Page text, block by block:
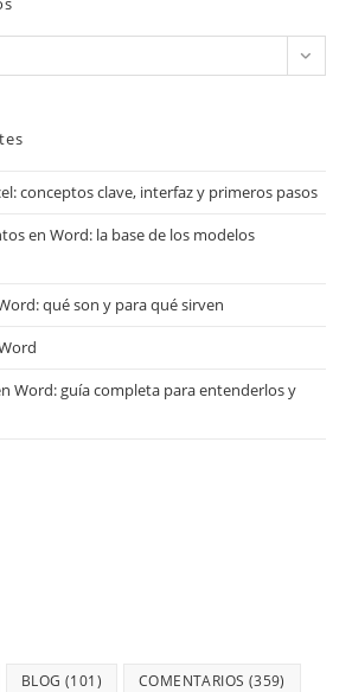
conceptos clave, interfaz y primeros pasos
en Word: la base de los modelos
qué son y para qué sirven
Word: guía completa para entenderlos y
BLOG (101) COMENTARIOS (359)